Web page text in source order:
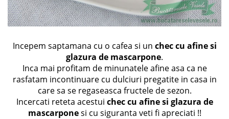
Incepem saptamana cu o cafea si un chec cu afine si
glazura de mascarpone.
Inca mai profitam de minunatele afine asa ca ne
rasfatam incontinuare cu dulciuri pregatite in casa in
care sa se regaseasca fructele de sezon.
Incercati reteta acestui chec cu afine si glazura de
mascarponesi cu siguranta veti fi apreciati !!